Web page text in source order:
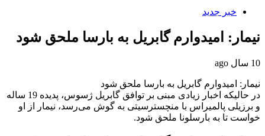
خبر جدید
نیمار: امیدوارم گابریل به بارسا ملحق شود
10 سال ago
نیمار: امیدوارم گابریل به بارسا ملحق شود
در حالیکه اخبار زیادی مبنی بر توافق گابریل ژسوس، پدیده 19 ساله
و برزیلی پالمیراس با منچسترسیتی به گوش می‌رسد، نیمار از او
خواست تا به بارسلونا ملحق شود.